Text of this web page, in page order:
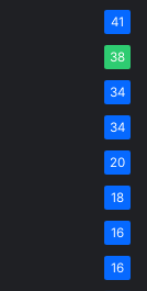
41
38
34
34
20
18
16
16